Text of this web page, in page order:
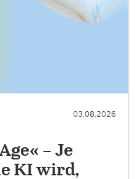
03.08.2026
– Je
KI wird,